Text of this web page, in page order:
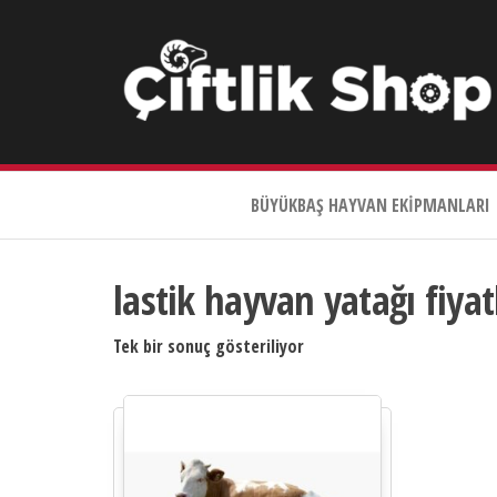
Shop
3989
BÜYÜKBAŞ HAYVAN EKIPMANLARI
lastik hayvan yatağı
Tek bir sonuç gösteriliyor